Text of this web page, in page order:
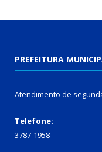
PREFEITURA
Atendimento de
Telefone:
3787-1958